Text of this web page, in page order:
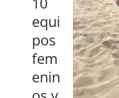
equi
pos
fem
enin